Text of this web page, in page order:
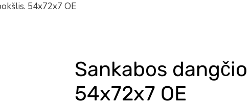
54x72x7 OE
Sankabos
54x72x7 OE
produkto
kiekis:
Sankabos